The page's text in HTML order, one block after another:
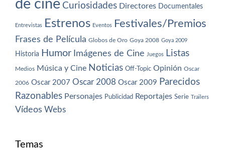
de cine Curiosidades Directores Documentales
Entrevistas Estrenos Eventos Festivales/Premios
Frases de Película Globos de Oro Goya 2008 Goya 2009
Historia Humor Imágenes de Cine Juegos Listas
Medios Música y Cine Noticias Off-Topic Opinión Oscar
2006 Oscar 2007 Oscar 2008 Oscar 2009 Parecidos
Razonables Personajes Publicidad Reportajes Serie Trailers
Vídeos Webs
Temas